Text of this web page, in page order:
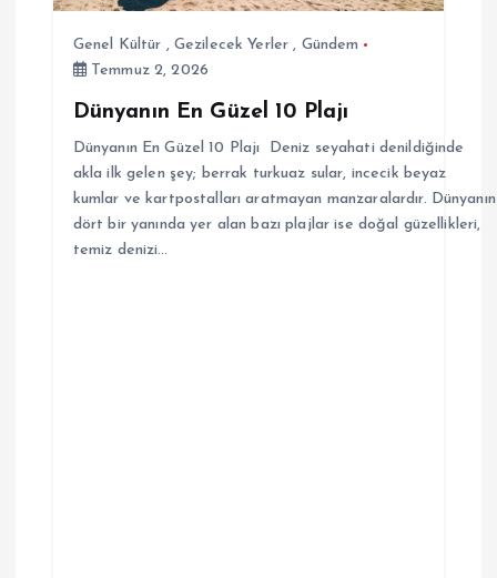
Genel Kültür , Gezilecek Yerler , Gündem
Temmuz 2, 2026
Dünyanın En Güzel 10 Plajı
Dünyanın En Güzel 10 Plajı Deniz seyahati denildiğinde
akla ilk gelen şey; berrak turkuaz sular, incecik beyaz
kumlar ve kartpostalları aratmayan manzaralardır. Dünyanın
dört bir yanında yer alan bazı plajlar ise doğal güzellikleri,
temiz denizi…